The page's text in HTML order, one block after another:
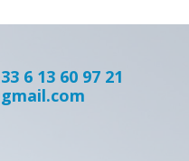
6 13 60 97 21